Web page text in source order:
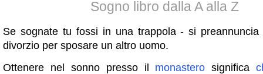
Sogno libro dalla A alla Z
Se sognate tu fossi in una trappola - si
divorzio per sposare un altro uomo.
Ottenere nel sonno presso il monastero significa